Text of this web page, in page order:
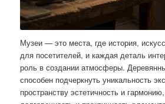
Музеи — это места, где история,
для посетителей, и каждая деталь
роль в создании атмосферы.
способен подчеркнуть уникальность
пространству эстетичность и